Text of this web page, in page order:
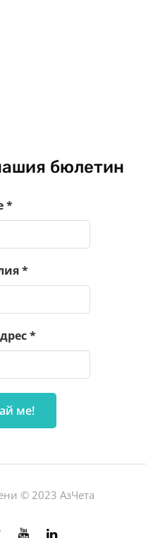
бюлетин
*
*
*
© 2023 АзЧета